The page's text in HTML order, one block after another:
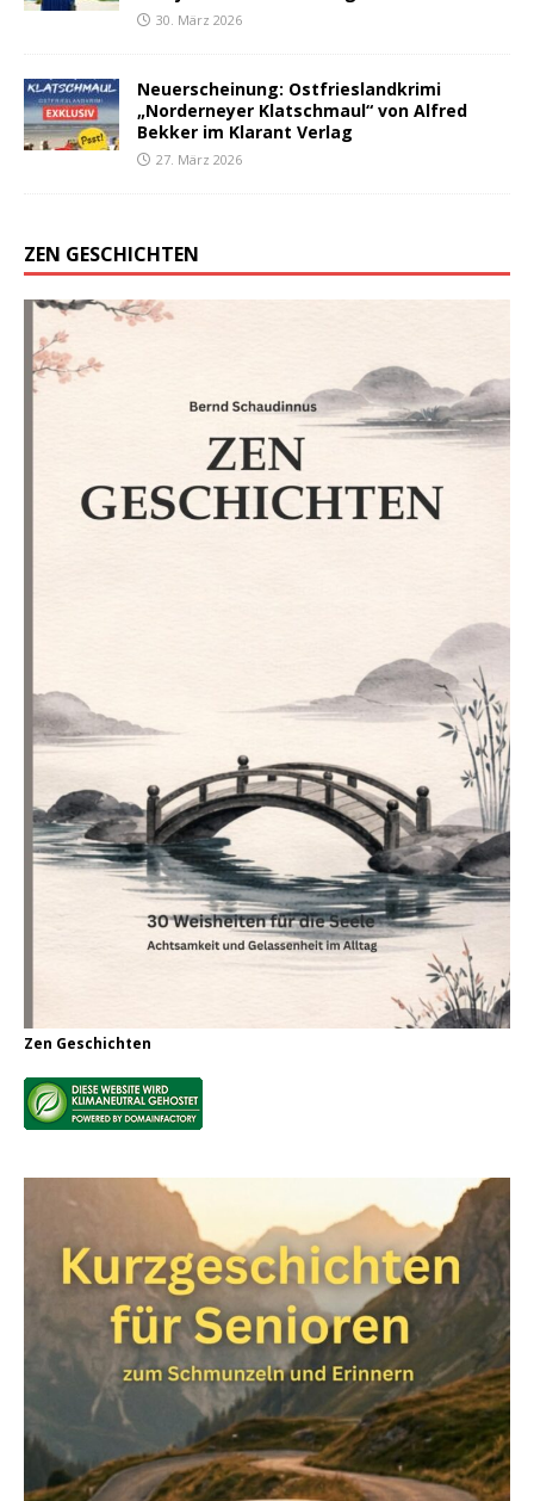
30. März 2026
Neuerscheinung: Ostfrieslandkrimi
„Norderneyer Klatschmaul“ von Alfred
Bekker im Klarant Verlag
27. März 2026
ZEN GESCHICHTEN
Zen Geschichten